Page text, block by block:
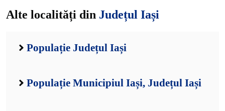
Alte localități din Județul Iași
Populație Județul Iași
Populație Municipiul Iași, Județul Iași